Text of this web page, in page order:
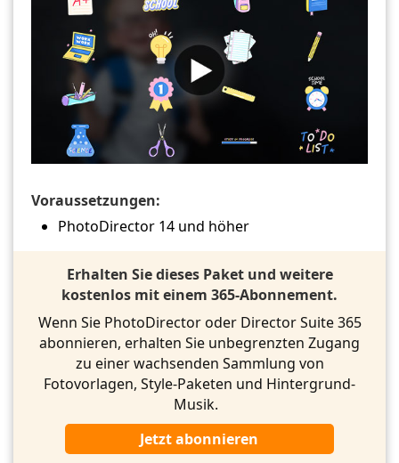
Voraussetzungen:
PhotoDirector 14 und höher
Erhalten Sie dieses Paket und weitere
kostenlos mit einem 365-Abonnement.
Wenn Sie PhotoDirector oder Director Suite 365
abonnieren, erhalten Sie unbegrenzten Zugang
zu einer wachsenden Sammlung von
Fotovorlagen, Style-Paketen und Hintergrund-
Musik.
Jetzt abonnieren